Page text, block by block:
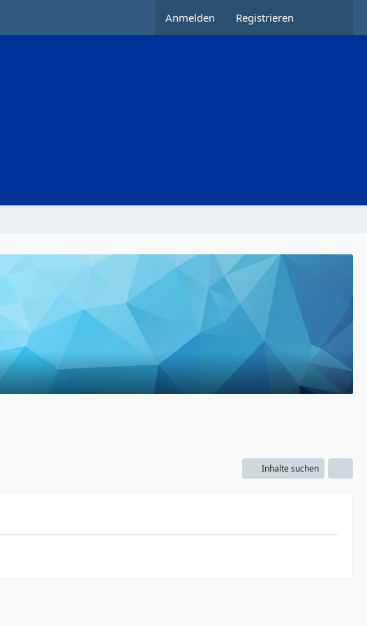
Anmelden Registrieren
Inhalte suchen